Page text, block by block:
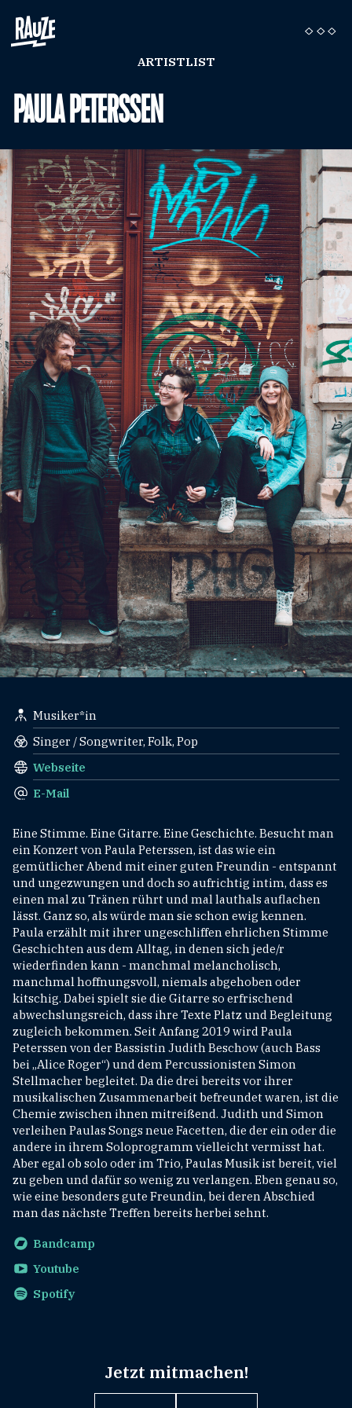
ARTISTLIST
PAULA PETERSSEN
Musiker*in
Singer / Songwriter, Folk, Pop
Webseite
E-Mail
Eine Stimme. Eine Gitarre. Eine Geschichte. Besucht man
ein Konzert von Paula Peterssen, ist das wie ein
gemütlicher Abend mit einer guten Freundin - entspannt
und ungezwungen und doch so aufrichtig intim, dass es
einen mal zu Tränen rührt und mal lauthals auflachen
lässt. Ganz so, als würde man sie schon ewig kennen.
Paula erzählt mit ihrer ungeschliffen ehrlichen Stimme
Geschichten aus dem Alltag, in denen sich jede/r
wiederfinden kann - manchmal melancholisch,
manchmal hoffnungsvoll, niemals abgehoben oder
kitschig. Dabei spielt sie die Gitarre so erfrischend
abwechslungsreich, dass ihre Texte Platz und Begleitung
zugleich bekommen. Seit Anfang 2019 wird Paula
Peterssen von der Bassistin Judith Beschow (auch Bass
bei „Alice Roger“) und dem Percussionisten Simon
Stellmacher begleitet. Da die drei bereits vor ihrer
musikalischen Zusammenarbeit befreundet waren, ist die
Chemie zwischen ihnen mitreißend. Judith und Simon
verleihen Paulas Songs neue Facetten, die der ein oder die
andere in ihrem Soloprogramm vielleicht vermisst hat.
Aber egal ob solo oder im Trio, Paulas Musik ist bereit, viel
zu geben und dafür so wenig zu verlangen. Eben genau so,
wie eine besonders gute Freundin, bei deren Abschied
man das nächste Treffen bereits herbei sehnt.
Bandcamp
Youtube
Spotify
Jetzt mitmachen!